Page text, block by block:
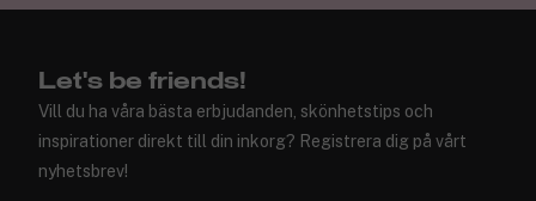
Let's be friends!
Vill du ha våra bästa erbjudanden, skönhetstips och
inspirationer direkt till din inkorg? Registrera dig på vårt
nyhetsbrev!